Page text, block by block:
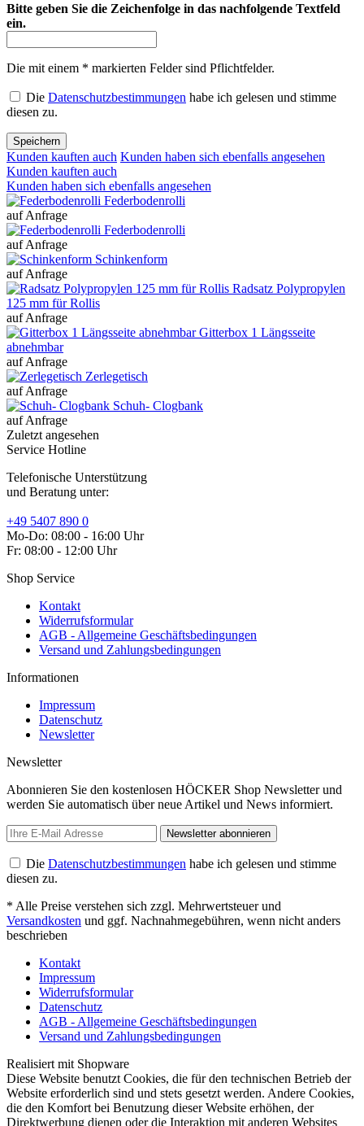
Bitte geben Sie die Zeichenfolge in das nachfolgende Textfeld
ein.
Die mit einem * markierten Felder sind Pflichtfelder.
Die Datenschutzbestimmungen habe ich gelesen und stimme
diesen zu.
Speichern
Kunden kauften auch Kunden haben sich ebenfalls angesehen
Kunden kauften auch
Kunden haben sich ebenfalls angesehen
Federbodenrolli
auf Anfrage
Federbodenrolli
auf Anfrage
Schinkenform
auf Anfrage
Radsatz Polypropylen
125 mm für Rollis
auf Anfrage
Gitterbox 1 Längsseite
abnehmbar
auf Anfrage
Zerlegetisch
auf Anfrage
Schuh- Clogbank
auf Anfrage
Zuletzt angesehen
Service Hotline
Telefonische Unterstützung
und Beratung unter:
+49 5407 890 0
Mo-Do: 08:00 - 16:00 Uhr
Fr: 08:00 - 12:00 Uhr
Shop Service
Kontakt
Widerrufsformular
AGB - Allgemeine Geschäftsbedingungen
Versand und Zahlungsbedingungen
Informationen
Impressum
Datenschutz
Newsletter
Newsletter
Abonnieren Sie den kostenlosen HÖCKER Shop Newsletter und
werden Sie automatisch über neue Artikel und News informiert.
Newsletter abonnieren
Die Datenschutzbestimmungen habe ich gelesen und stimme
diesen zu.
* Alle Preise verstehen sich zzgl. Mehrwertsteuer und
Versandkosten und ggf. Nachnahmegebühren, wenn nicht anders
beschrieben
Kontakt
Impressum
Widerrufsformular
Datenschutz
AGB - Allgemeine Geschäftsbedingungen
Versand und Zahlungsbedingungen
Realisiert mit Shopware
Diese Website benutzt Cookies, die für den technischen Betrieb der
Website erforderlich sind und stets gesetzt werden. Andere Cookies,
die den Komfort bei Benutzung dieser Website erhöhen, der
Direktwerbung dienen oder die Interaktion mit anderen Websites